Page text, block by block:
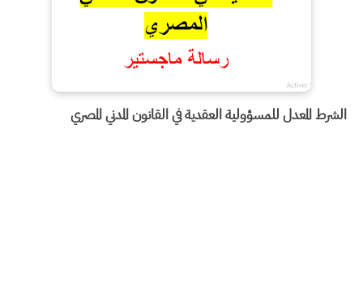
الشرط المعدل للمسؤولية العقدية في القانون المدني المصري